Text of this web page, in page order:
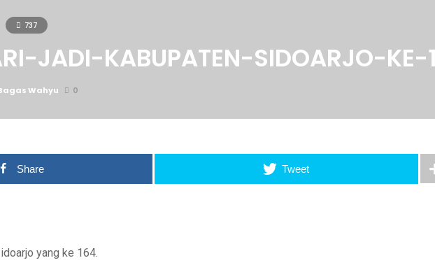
737
JADI-KABUPATEN-SIDOARJO-KE-
Wahyu 0
Share Tweet
yang ke 164.